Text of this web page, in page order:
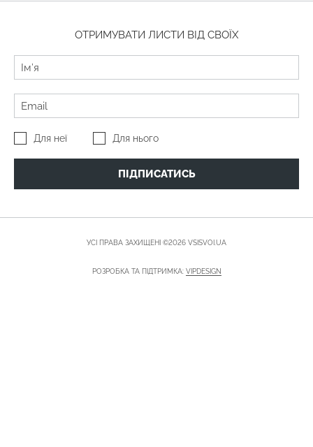
ОТРИМУВАТИ ЛИСТИ ВІД СВОЇХ
Для неї Для нього
ПІДПИСАТИСЬ
УСІ ПРАВА ЗАХИЩЕНІ ©2026 VSISVOI.UA
РОЗРОБКА ТА ПІДТРИМКА: VIPDESIGN